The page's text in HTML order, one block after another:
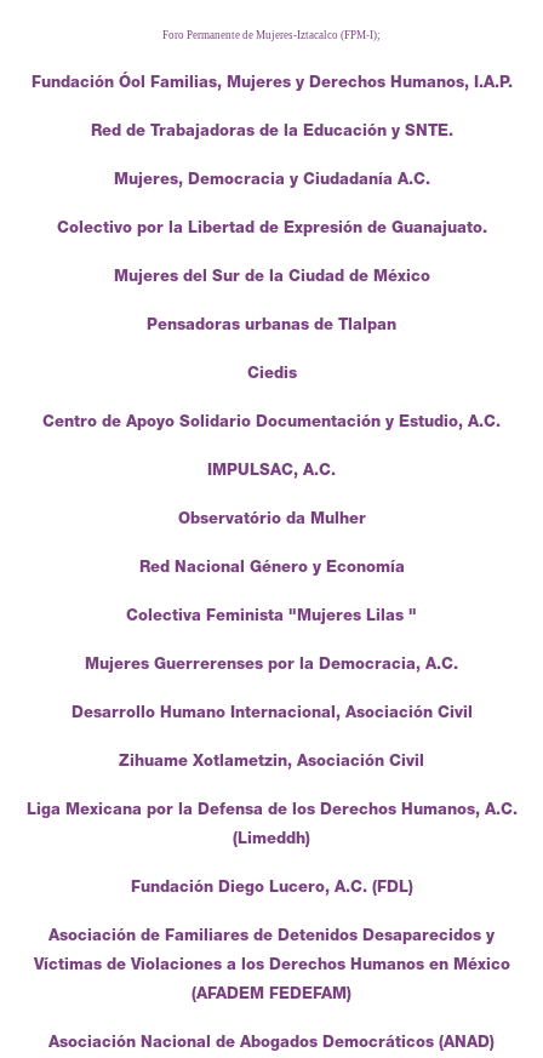
Foro Permanente de Mujeres-Iztacalco (FPM-I);
Fundación Óol Familias, Mujeres y Derechos Humanos, I.A.P.
Red de Trabajadoras de la Educación y SNTE.
Mujeres, Democracia y Ciudadanía A.C.
Colectivo por la Libertad de Expresión de Guanajuato.
Mujeres del Sur de la Ciudad de México
Pensadoras urbanas de Tlalpan
Ciedis
Centro de Apoyo Solidario Documentación y Estudio, A.C.
IMPULSAC, A.C.
Observatório da Mulher
Red Nacional Género y Economía
Colectiva Feminista "Mujeres Lilas "
Mujeres Guerrerenses por la Democracia, A.C.
Desarrollo Humano Internacional, Asociación Civil
Zihuame Xotlametzin, Asociación Civil
Liga Mexicana por la Defensa de los Derechos Humanos, A.C.
(Limeddh)
Fundación Diego Lucero, A.C. (FDL)
Asociación de Familiares de Detenidos Desaparecidos y
Víctimas de Violaciones a los Derechos Humanos en México
(AFADEM FEDEFAM)
Asociación Nacional de Abogados Democráticos (ANAD)